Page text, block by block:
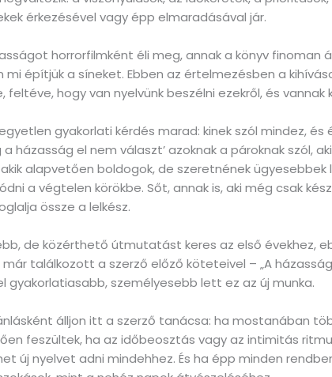
érkezésével vagy épp elmaradásával jár.
horrorfilmként éli meg, annak a könyv
mi építjük a síneket. Ebben az értelmezésben a
feltéve, hogy van nyelvünk beszélni ezekről, és vannak
gyakorlati kérdés marad: kinek szól mindez,
a házasság el nem választ’ azoknak a pároknak szól,
alapvetően boldogok, de szeretnének
a végtelen körökbe. Sőt, annak is, aki még csak
össze a lelkész.
de közérthető útmutatást keres az első évekhez,
már találkozott a szerző előző köteteivel – „A
gyakorlatiasabb, személyesebb lett ez az új munka.
álljon itt a szerző tanácsa: ha mostanában
feszültek, ha az időbeosztás vagy az intimitás
új nyelvet adni mindehhez. És ha épp minden